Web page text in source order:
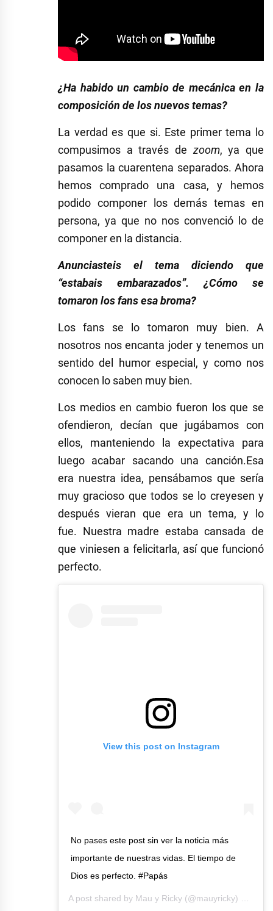
¿Ha habido un cambio de mecánica en la
composición de los nuevos temas?
La verdad es que si. Este primer tema lo
compusimos a través de zoom, ya que
pasamos la cuarentena separados. Ahora
hemos comprado una casa, y hemos
podido componer los demás temas en
persona, ya que no nos convenció lo de
componer en la distancia.
Anunciasteis el tema diciendo que
“estabais embarazados”. ¿Cómo se
tomaron los fans esa broma?
Los fans se lo tomaron muy bien. A
nosotros nos encanta joder y tenemos un
sentido del humor especial, y como nos
conocen lo saben muy bien.
Los medios en cambio fueron los que se
ofendieron, decían que jugábamos con
ellos, manteniendo la expectativa para
luego acabar sacando una canción.Esa
era nuestra idea, pensábamos que sería
muy gracioso que todos se lo creyesen y
después vieran que era un tema, y lo
fue. Nuestra madre estaba cansada de
que viniesen a felicitarla, así que funcionó
perfecto.
View this post on Instagram
No pases este post sin ver la noticia más
importante de nuestras vidas. El tiempo de
Dios es perfecto. #Papás
A post shared by Mau y Ricky (@mauyricky) on